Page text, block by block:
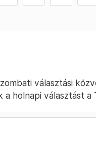
választási
holnapi választást a